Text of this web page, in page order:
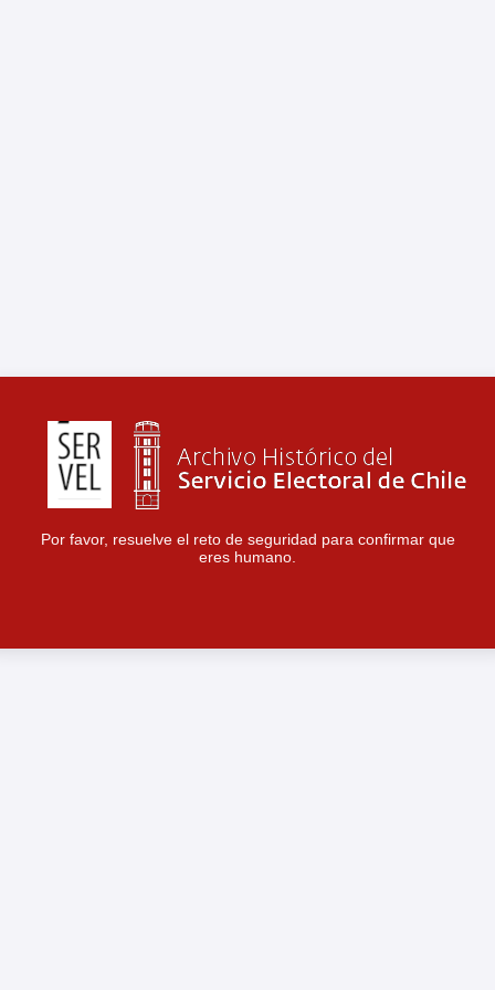
Por favor, resuelve el reto de seguridad para confirmar que
eres humano.